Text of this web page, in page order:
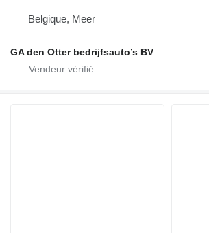
Belgique, Meer
GA den Otter bedrijfsauto’s BV